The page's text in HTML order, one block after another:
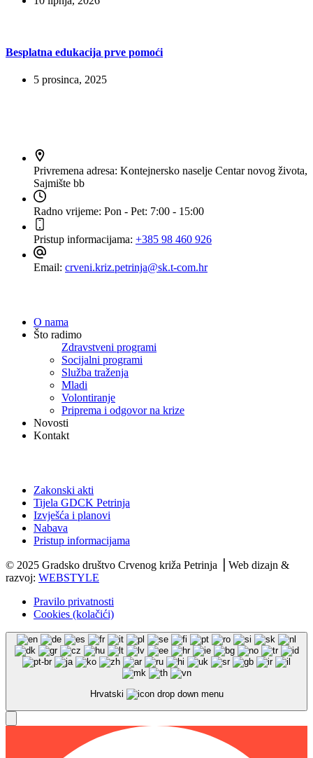
Besplatna edukacija prve pomoći
5 prosinca, 2025
Privremena adresa: Kontejnersko naselje Centar novog života,
Sajmište bb
Radno vrijeme: Pon - Pet: 7:00 - 15:00
Pristup informacijama: +385 98 460 926
Email: crveni.kriz.petrinja@sk.t-com.hr
O nama
Što radimo
Zdravstveni programi
Socijalni programi
Služba traženja
Mladi
Volontiranje
Priprema i odgovor na krize
Novosti
Kontakt
Zakonski akti
Tijela GDCK Petrinja
Izvješća i planovi
Nabava
Pristup informacijama
© 2025 Gradsko društvo Crvenog križa Petrinja ⎟ Web dizajn &
razvoj: WEBSTYLE
Pravilo privatnosti
Cookies (kolačići)
Hrvatski